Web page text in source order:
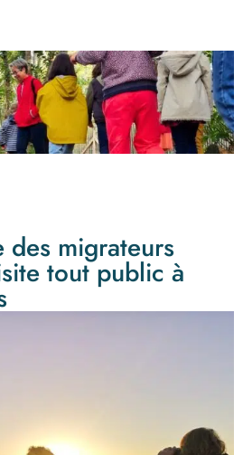
migrateurs
tout public à